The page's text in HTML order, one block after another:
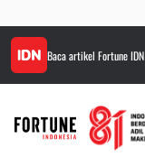
Baca artikel Fortune IDN